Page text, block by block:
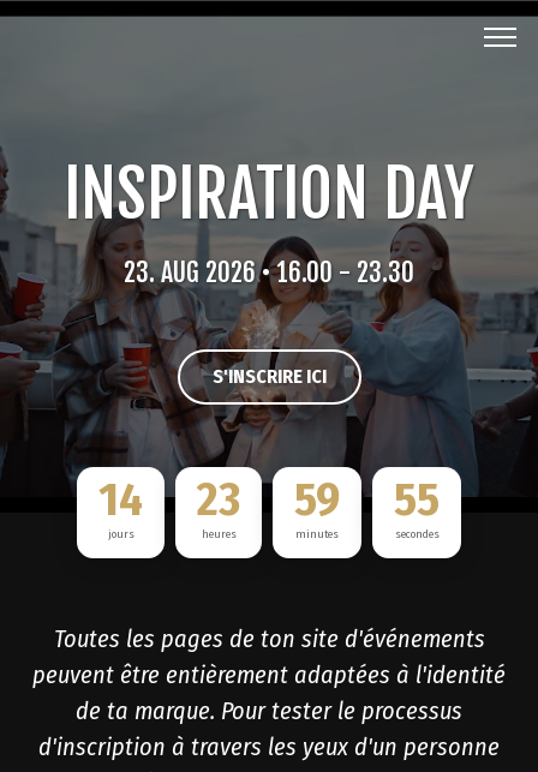
INSPIRATION DAY
23. AUG 2026• 16.00 - 23.30
S'INSCRIRE ICI
14
jours
23
heures
59
minutes
53
secondes
Toutes les pages de ton site d'événements
peuvent être entièrement adaptées à l'identité
de ta marque. Pour tester le processus
d'inscription à travers les yeux d'un personne